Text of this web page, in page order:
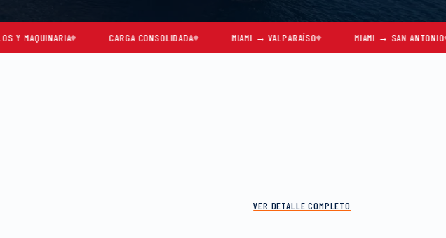
CARGA CONSOLIDADA MIAMI → VALPARAÍSO MIAMI → SAN ANTONIO MIAMI →
VER DETALLE COMPLETO